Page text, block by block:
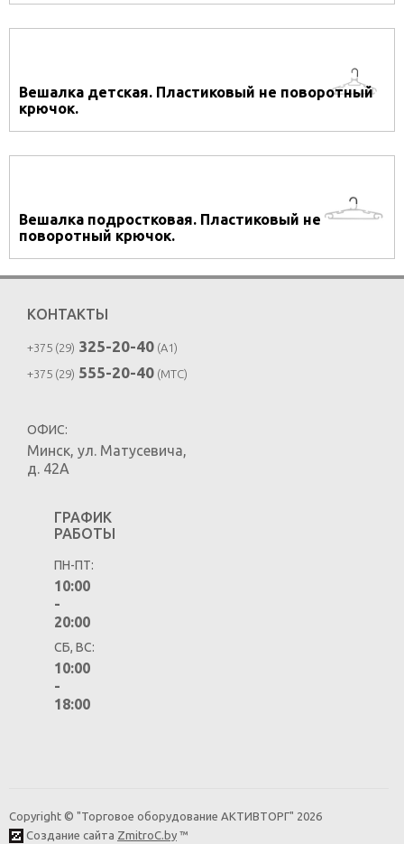
Вешалка детская. Пластиковый не поворотный
крючок.
Вешалка подростковая. Пластиковый не
поворотный крючок.
КОНТАКТЫ
+375 (29) 325-20-40 (A1)
+375 (29) 555-20-40 (MTC)
ОФИС:
Минск, ул. Матусевича,
д. 42А
ГРАФИК
РАБОТЫ
ПН-ПТ:
10:00
-
20:00
СБ, ВС:
10:00
-
18:00
Copyright © "Торговое оборудование АКТИВТОРГ" 2026
Создание сайта ZmitroC.by ™